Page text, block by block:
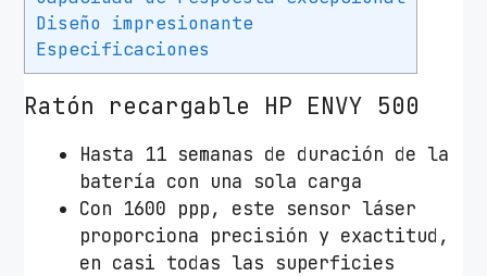
V
Y
Diseño impresionante
Especificaciones
Ratón recargable HP ENVY 500
Hasta 11 semanas de duración de la
batería con una sola carga
Con 1600 ppp, este sensor láser
proporciona precisión y exactitud,
en casi todas las superficies